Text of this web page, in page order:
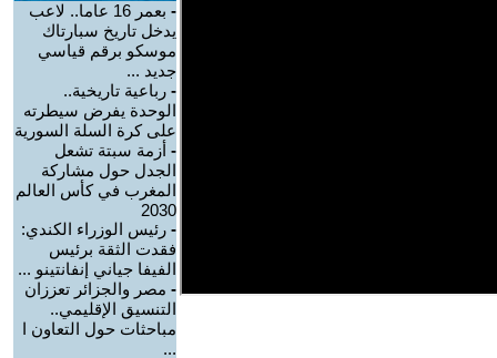
-
بعمر 16 عاما.. لاعب
يدخل تاريخ سبارتاك
موسكو برقم قياسي
جديد ...
- رباعية تاريخية..
الوحدة يفرض سيطرته
على كرة السلة السورية
- أزمة سبتة تشعل
الجدل حول مشاركة
المغرب في كأس العالم
2030
- رئيس الوزراء الكندي:
فقدت الثقة برئيس
الفيفا جياني إنفانتينو ...
- مصر والجزائر تعززان
التنسيق الإقليمي..
مباحثات حول التعاون ا
...